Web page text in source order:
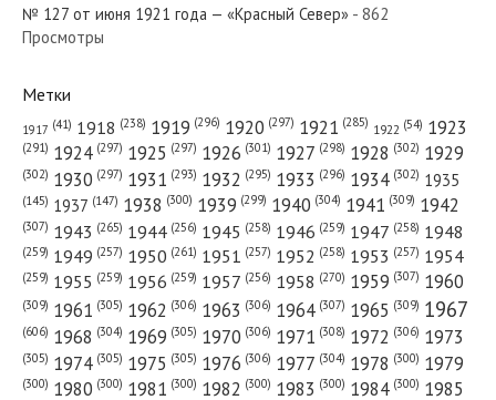
№ 2 от января 1971 года —
№ 127 от июня 1921 года — «Красный Север» - 862
Просмотры
Метки
1917 (41) 1918 (238) 1919 (296) 1920 (297) 1921 (285) 1922 (54) 1923
(291) 1924 (297) 1925 (297) 1926 (301) 1927 (298) 1928 (302) 1929
(302) 1930 (297) 1931 (293) 1932 (295) 1933 (296) 1934 (302) 1935
(145) 1937 (147) 1938 (300) 1939 (299) 1940 (304) 1941 (309) 1942
(307) 1943 (265) 1944 (256) 1945 (258) 1946 (259) 1947 (258) 1948
(259) 1949 (257) 1950 (261) 1951 (257) 1952 (258) 1953 (257) 1954
(259) 1955 (259) 1956 (259) 1957 (256) 1958 (270) 1959 (307) 1960
(309) 1961 (305) 1962 (306) 1963 (306) 1964 (307) 1965 (309) 1967
(606) 1968 (304) 1969 (305) 1970 (306) 1971 (308) 1972 (306) 1973
(305) 1974 (305) 1975 (305) 1976 (306) 1977 (304) 1978 (300) 1979
(300) 1980 (300) 1981 (300) 1982 (300) 1983 (300) 1984 (300) 1985